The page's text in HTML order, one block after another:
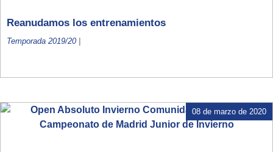
Reanudamos los entrenamientos
Temporada 2019/20 |
08 de marzo de 2020